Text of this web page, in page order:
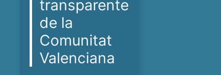
transparente
de la
Comunitat
Valenciana